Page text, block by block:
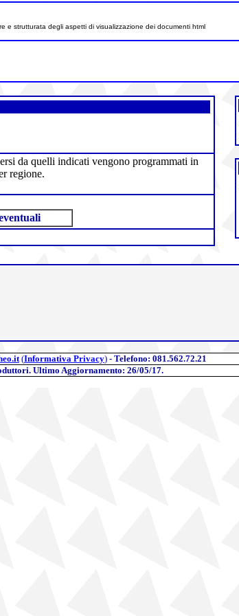
e strutturata degli aspetti di visualizzazione dei documenti html
da quelli indicati vengono programmati in
regione.
(Informativa Privacy) - Telefono: 081.562.72.21
Ultimo Aggiornamento: 26/05/17.